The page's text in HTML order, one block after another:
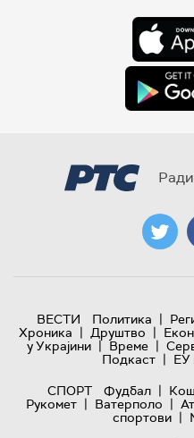
ВЕСТИ Политика |
Хроника | Друштво |
у Украјини | Време |
Подкаст | ЕУ
СПОРТ
Фудбал |
Рукомет | Ватерполо |
спортови |